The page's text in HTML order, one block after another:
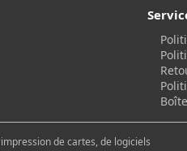
de cartes, de logiciels